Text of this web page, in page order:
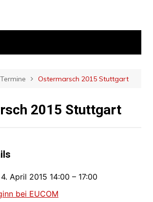
Termine Ostermarsch 2015 Stuttgart
2015 Stuttgart
4. April 2015 14:00 – 17:00
bei EUCOM